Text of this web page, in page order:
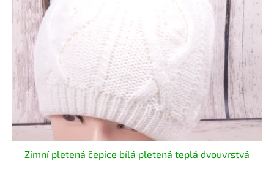
Zimní pletená čepice bílá pletená teplá dvouvrstvá